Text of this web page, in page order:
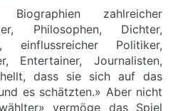
Biographien zahlreicher
Philosophen, Dichter,
einflussreicher Politiker,
Entertainer, Journalisten,
dass sie sich auf das
es schätzten.» Aber nicht
vermöge das Spiel